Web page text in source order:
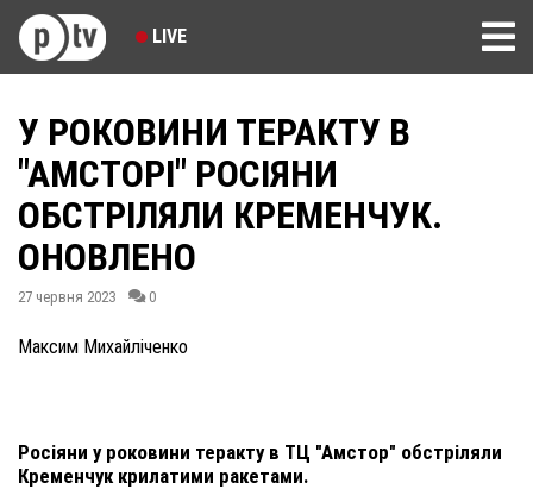
LIVE
У РОКОВИНИ ТЕРАКТУ В
"АМСТОРІ" РОСІЯНИ
ОБСТРІЛЯЛИ КРЕМЕНЧУК.
ОНОВЛЕНО
27 червня 2023 0
Максим Михайліченко
Росіяни у роковини теракту в ТЦ "Амстор" обстріляли
Кременчук крилатими ракетами.